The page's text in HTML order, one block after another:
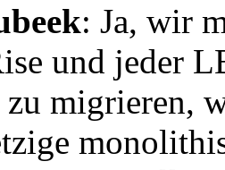
: Ja, wir
und jeder
migrieren,